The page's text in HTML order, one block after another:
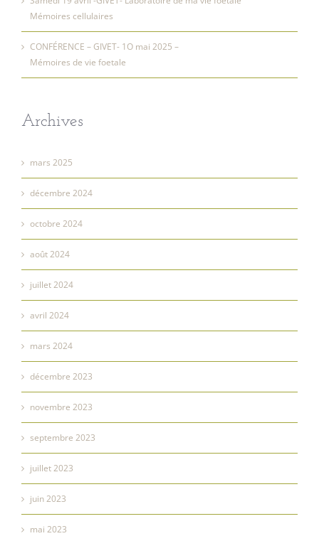
Mémoires cellulaires
CONFÉRENCE – GIVET- 1O mai 2025 –
Mémoires de vie foetale
Archives
mars 2025
décembre 2024
octobre 2024
août 2024
juillet 2024
avril 2024
mars 2024
décembre 2023
novembre 2023
septembre 2023
juillet 2023
juin 2023
mai 2023